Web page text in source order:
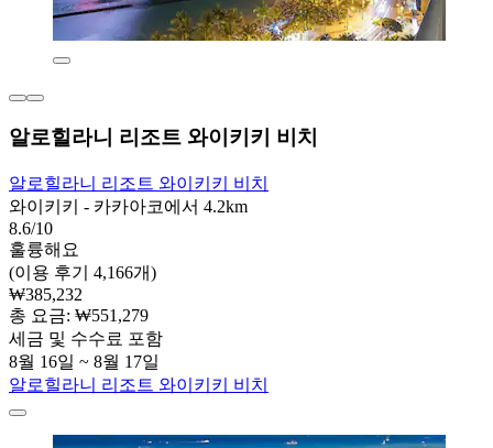
알로힐라니 리조트 와이키키 비치
알로힐라니 리조트 와이키키 비치
와이키키 - 카카아코에서 4.2km
8.6/10
훌륭해요
(이용 후기 4,166개)
₩385,232
총 요금: ₩551,279
세금 및 수수료 포함
8월 16일 ~ 8월 17일
알로힐라니 리조트 와이키키 비치